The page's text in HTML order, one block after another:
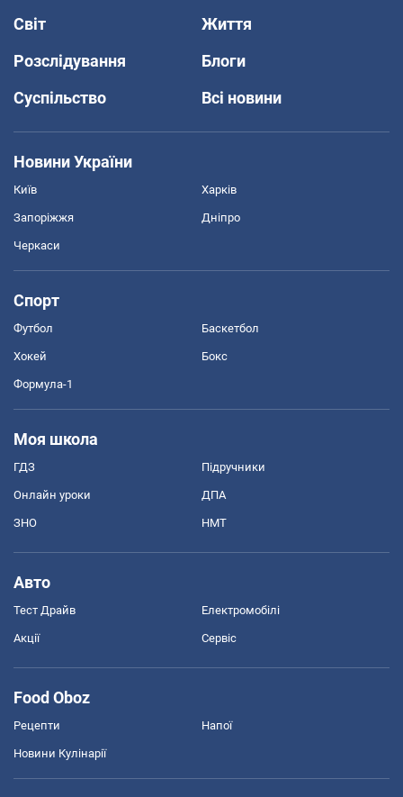
Світ
Життя
Розслідування
Блоги
Суспільство
Всі новини
Новини України
Київ Харків
Запоріжжя Дніпро
Черкаси
Спорт
Футбол Баскетбол
Хокей Бокс
Формула-1
Моя школа
ГДЗ Підручники
Онлайн уроки ДПА
ЗНО НМТ
Авто
Тест Драйв Електромобілі
Акції Сервіс
Food Oboz
Рецепти Напої
Новини Кулінарії